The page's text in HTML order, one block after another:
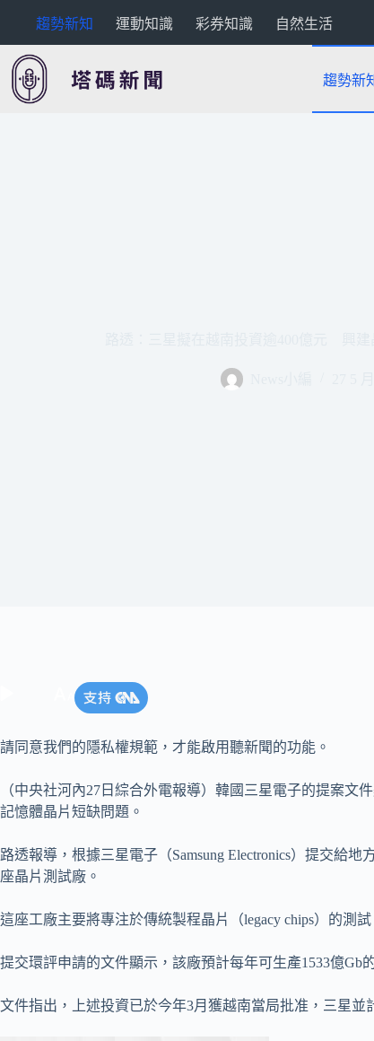
要
內
趨勢新知 運動知識 彩券知識 自然生活
趨勢新
請同意我們的隱私權規範，才能啟用聽新聞的功能。
（中央社河內27日綜合外電報導）韓國三星電子的提案
記憶體晶片短缺問題。
路透報導，根據三星電子（Samsung Electronics）提交給
座晶片測試廠。
這座工廠主要將專注於傳統製程晶片（legacy chips）的測
提交環評申請的文件顯示，該廠預計每年可生產1533億Gb
文件指出，上述投資已於今年3月獲越南當局批准，三星